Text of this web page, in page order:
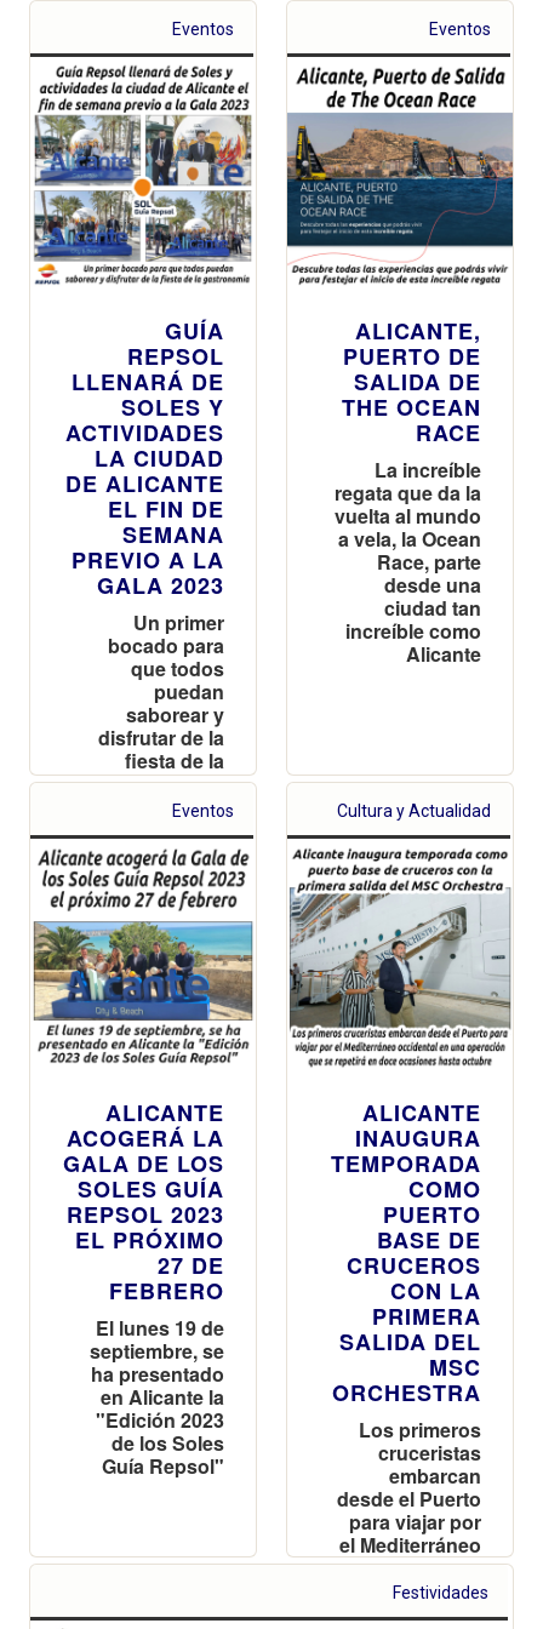
Eventos
GUÍA
REPSOL
LLENARÁ DE
SOLES Y
ACTIVIDADES
LA CIUDAD
DE ALICANTE
EL FIN DE
SEMANA
PREVIO A LA
GALA 2023
Un primer
bocado para
que todos
puedan
saborear y
disfrutar de la
fiesta de la
gastronomía
Eventos
ALICANTE,
PUERTO DE
SALIDA DE
THE OCEAN
RACE
La increíble
regata que da la
vuelta al mundo
a vela, la Ocean
Race, parte
desde una
ciudad tan
increíble como
Alicante
Eventos
ALICANTE
ACOGERÁ LA
GALA DE LOS
SOLES GUÍA
REPSOL 2023
EL PRÓXIMO
27 DE
FEBRERO
El lunes 19 de
septiembre, se
ha presentado
en Alicante la
"Edición 2023
de los Soles
Guía Repsol"
Cultura y Actualidad
ALICANTE
INAUGURA
TEMPORADA
COMO
PUERTO
BASE DE
CRUCEROS
CON LA
PRIMERA
SALIDA DEL
MSC
ORCHESTRA
Los primeros
cruceristas
embarcan
desde el Puerto
para viajar por
el Mediterráneo
occidental en
una operación
que se repetirá
Festividades